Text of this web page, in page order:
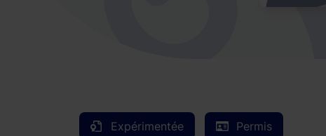
Expérimentée Permis